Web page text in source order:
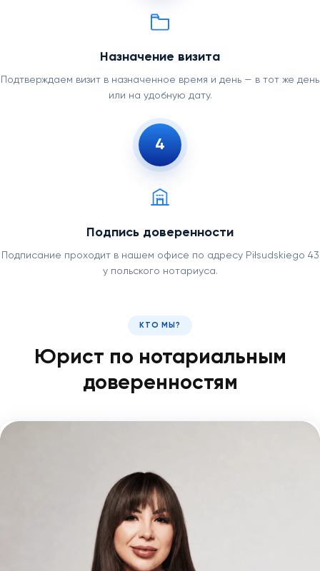
Назначение визита
Подтверждаем визит в назначенное время и день — в тот же день
или на удобную дату.
4
Подпись доверенности
Подписание проходит в нашем офисе по адресу Piłsudskiego 43
у польского нотариуса.
КТО МЫ?
Юрист по нотариальным
доверенностям